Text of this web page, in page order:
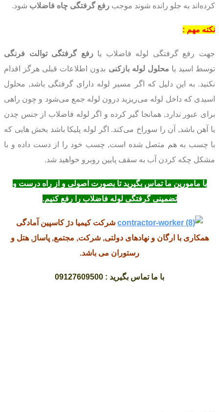
کرده‌اند به جلو رانده شوند موجب رفع گرفتگی چاه فاضلاب شود.
نکته مهم :
جهت رفع گرفتگی لوله فاضلاب یارفع گرفتگی توالت فرنگی
توسط اسید یا محلول لوله بازکنی بدون اطلاعات قبلی هرگز اقدام
نکنید. به این دلیل که اگر مسیر لوله دارای گرفتگی باشد, محلول
اسیدی که داخل لوله می‌ریزید درون لوله جمع می‌شود و چون راهی
برای عبور ندارد, همانجا گیر کرده و اگر لوله فاضلاب از جنس چدن
یا آهن باشد, آن را سوراخ می‌کند. اگر لوله پلیکا باشد بخش هایی که
با چسب به هم متصل شده است, چسب خود را از دست داده و با
مشکل چکه کردن آب به سقف پایین روبرو خواهید شد.
با مامورین ما تماس بگیرید تا بصورت اصولی و از راه درست و
تضمینی گرفتگی لوله فاضلاب را رفع کنیم.
شرکت کیمیا دژ کاسپین آمادگی
همکاری با ارگان و نهادهای دولتی, شرکت, مجتمع, پاساژ, هتل و
رستوران می باشد.
با ما تماس بگیرید : 09127609500